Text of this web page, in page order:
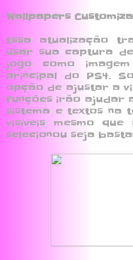
Wallpapers
Essa atualização
usar sua captura
jogo como
principal do PS4.
opção de ajustar a
Funções irão ajudar
sistema e textos na
visíveis mesmo
selecionou seja